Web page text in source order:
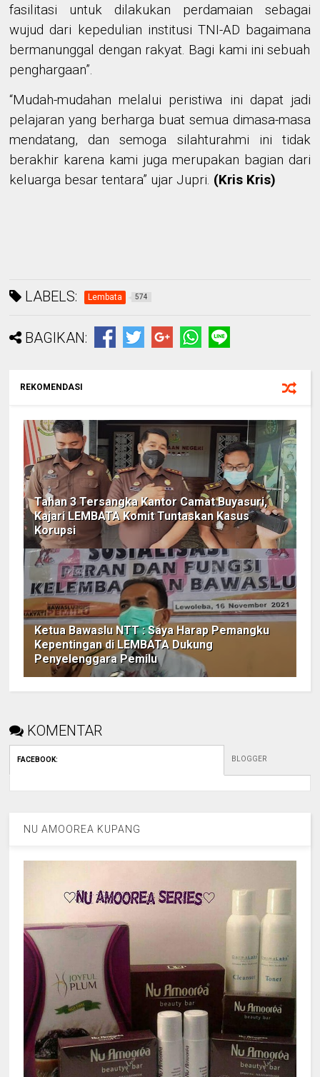
fasilitasi untuk dilakukan perdamaian sebagai
wujuddari kepedulian institusi TNI-AD bagaimana
bermanunggal dengan rakyat. Bagi kami ini sebuah
penghargaan”.
“Mudah-mudahanmelalui peristiwa ini dapat jadi
pelajaran yang berharga buat semuadimasa-masa
mendatang, dan semoga silahturahmi ini tidak
berakhir karena kami juga merupakan bagian dari
keluarga besartentara” ujar Jupri. (Kris Kris)
LABELS: Lembata 574
BAGIKAN:
REKOMENDASI
Tahan 3 Tersangka Kantor Camat Buyasuri,
Kajari LEMBATA Komit Tuntaskan Kasus
Korupsi
Ketua Bawaslu NTT : Saya Harap Pemangku
Kepentingan di LEMBATA Dukung
Penyelenggara Pemilu
KOMENTAR
FACEBOOK: BLOGGER
NU AMOOREA KUPANG